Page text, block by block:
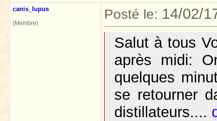
canis_lupus
(Membre)
Posté le: 14/02/
Salut à tous
après midi:
quelques
se retourner
distillateurs....